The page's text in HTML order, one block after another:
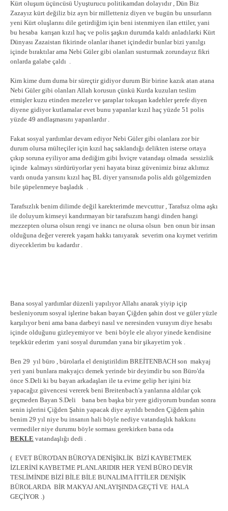
Kürt oluşum üçüncüsü Uyuşturucu politikamdan dolayıdır , Dün Biz
Zazayız kürt değiliz biz ayrı bir milletteniz diyen ve bugün bu unsurların
yeni Kürt oluşlarını dile getirdiğim için beni istenmiyen ilan ettiler, yani
bu hesaba karışan kızıl haç ve polis şaşkın durumda kaldı anladılarki Kürt
Dünyası Zazaistan fikirinde olanlar ihanet içindedir bunlar bizi yanılgı
içinde bıraktılar ama Nebi Güler gibi olanları susturmak zorundayız fikri
onlarda galabe çaldı .
Kim kime dum duma bir süreçtir gidiyor durum Bir birine kazık atan atana
Nebi Güler gibi olanları Allah korusun çünkü Kurda kuzuları teslim
etmişler kuzu etinden mezeler ve şaraplar tokuşan kadehler şerefe diyen
diyene gidiyor kutlamalar evet bunu yapanlar kızıl haç yüzde 51 polis
yüzde 49 andlaşmasını yapanlardır .
Fakat sosyal yardımlar devam ediyor Nebi Güler gibi olanlara zor bir
durum olursa mülteçiler için kızıl haç saklandığı delikten isterse ortaya
çıkıp soruna eyiliyor ama dediğim gibi İsviçre vatandaşı olmada sessizlik
içinde kalmayı sürdürüyorlar yeni hayata biraz güvenimiz biraz aklımız
vardı onuda yarısını kızıl haç BL diyer yarısınıda polis aldı gölgemizden
bile şüpelenmeye başladık .
Tarafsızlık benim dilimde değil karekterimde mevcuttur , Tarafsız olma aşkı
ile doluyum kimseyi kandırmayan bir tarafsızım hangi dinden hangi
mezzepten olursa olsun rengi ve inancı ne olursa olsun ben onun bir insan
olduğuna değer vererek yaşam hakkı tanıyarak severim ona kıymet veririm
diyeceklerim bu kadardır .
Bana sosyal yardımlar düzenli yapılıyor Allahı anarak yiyip içip
besleniyorum sosyal işlerine bakan bayan Çiğden şahin dost ve güler yüzle
karşılıyor beni ama bana darbeyi nasıl ve neresinden vurayım diye hesabı
içinde olduğunu gizleyemiyor ve beni böyle ele alıyor yinede kendisine
teşekkür ederim yani sosyal durumdan yana bir şikayetim yok .
Ben 29 yıl büro , bürolarla el deniştirildim BREİTENBACH son makyaj
yeri yani bunlara makyajcı demek yerinde bir deyimdir bu son Büro'da
önce S.Deli ki bu bayan arkadaşları ile ta evime gelip her işini biz
yapacağız güvencesi vererek beni Breitenbach'a yanlarına aldılar çok
geçmeden Bayan S.Deli bana ben başka bir yere gidiyorum bundan sonra
senin işlerini Çiğden Şahin yapacak diye ayrıldı benden Çiğdem şahin
benim 29 yıl niye bu insanın hali böyle nediye vatandaşlık hakkını
vermediler niye durumu böyle sorması gerekirken bana oda
BEKLE vatandaşlığı dedi .
( EVET BÜRO'DAN BÜRO'YA DENİŞİKLİK BİZİ KAYBETMEK
İZLERİNİ KAYBETME PLANLARIDIR HER YENİ BÜRO DEVİR
TESLİMİNDE BİZİ BİLE BİLE BUNALIMA İTTİLER DENİŞİK
BÜROLARDA BİR MAKYAJ ANLAYIŞINDA GEÇTİ VE HALA
GEÇİYOR .)